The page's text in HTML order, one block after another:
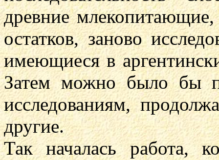
древние
остатков, заново
имеющиеся в
Затем можно было бы
исследованиям,
другие.
Так началась работа,